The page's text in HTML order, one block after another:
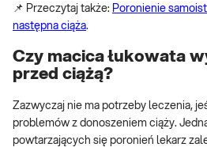
📌 Przeczytaj także: Poronienie
następna ciąża.
Czy macica łukowata
przed ciążą?
Zazwyczaj nie ma potrzeby leczenia,
problemów z donoszeniem ciąży.
powtarzających się poronień lekarz